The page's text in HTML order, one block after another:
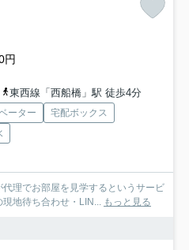
円
東西線「西船橋」駅 徒歩4分
ーター
宅配ボックス
理でお部屋を見学するというサービ
地待ち合わせ・LIN...
もっと見る